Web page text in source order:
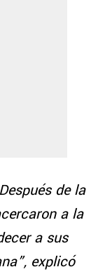
de la
a la
a sus
explicó